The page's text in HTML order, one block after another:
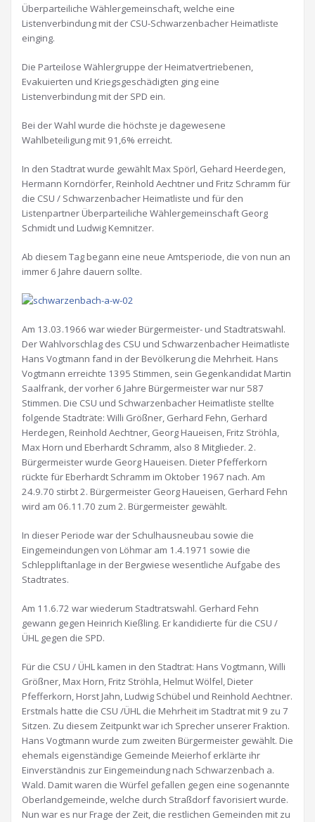
Überparteiliche Wählergemeinschaft, welche eine
Listenverbindung mit der CSU-Schwarzenbacher Heimatliste
einging.
Die Parteilose Wählergruppe der Heimatvertriebenen,
Evakuierten und Kriegsgeschädigten ging eine
Listenverbindung mit der SPD ein.
Bei der Wahl wurde die höchste je dagewesene
Wahlbeteiligung mit 91,6% erreicht.
In den Stadtrat wurde gewählt Max Spörl, Gehard Heerdegen,
Hermann Korndörfer, Reinhold Aechtner und Fritz Schramm für
die CSU / Schwarzenbacher Heimatliste und für den
Listenpartner Überparteiliche Wählergemeinschaft Georg
Schmidt und Ludwig Kemnitzer.
Ab diesem Tag begann eine neue Amtsperiode, die von nun an
immer 6 Jahre dauern sollte.
Am 13.03.1966 war wieder Bürgermeister- und Stadtratswahl.
Der Wahlvorschlag des CSU und Schwarzenbacher Heimatliste
Hans Vogtmann fand in der Bevölkerung die Mehrheit. Hans
Vogtmann erreichte 1395 Stimmen, sein Gegenkandidat Martin
Saalfrank, der vorher 6 Jahre Bürgermeister war nur 587
Stimmen. Die CSU und Schwarzenbacher Heimatliste stellte
folgende Stadträte: Willi Größner, Gerhard Fehn, Gerhard
Herdegen, Reinhold Aechtner, Georg Haueisen, Fritz Ströhla,
Max Horn und Eberhardt Schramm, also 8 Mitglieder. 2.
Bürgermeister wurde Georg Haueisen. Dieter Pfefferkorn
rückte für Eberhardt Schramm im Oktober 1967 nach. Am
24.9.70 stirbt 2. Bürgermeister Georg Haueisen, Gerhard Fehn
wird am 06.11.70 zum 2. Bürgermeister gewählt.
In dieser Periode war der Schulhausneubau sowie die
Eingemeindungen von Löhmar am 1.4.1971 sowie die
Schleppliftanlage in der Bergwiese wesentliche Aufgabe des
Stadtrates.
Am 11.6.72 war wiederum Stadtratswahl. Gerhard Fehn
gewann gegen Heinrich Kießling. Er kandidierte für die CSU /
ÜHL gegen die SPD.
Für die CSU / ÜHL kamen in den Stadtrat: Hans Vogtmann, Willi
Größner, Max Horn, Fritz Ströhla, Helmut Wölfel, Dieter
Pfefferkorn, Horst Jahn, Ludwig Schübel und Reinhold Aechtner.
Erstmals hatte die CSU /ÜHL die Mehrheit im Stadtrat mit 9 zu 7
Sitzen. Zu diesem Zeitpunkt war ich Sprecher unserer Fraktion.
Hans Vogtmann wurde zum zweiten Bürgermeister gewählt. Die
ehemals eigenständige Gemeinde Meierhof erklärte ihr
Einverständnis zur Eingemeindung nach Schwarzenbach a.
Wald. Damit waren die Würfel gefallen gegen eine sogenannte
Oberlandgemeinde, welche durch Straßdorf favorisiert wurde.
Nun war es nur Frage der Zeit, die restlichen Gemeinden mit zu